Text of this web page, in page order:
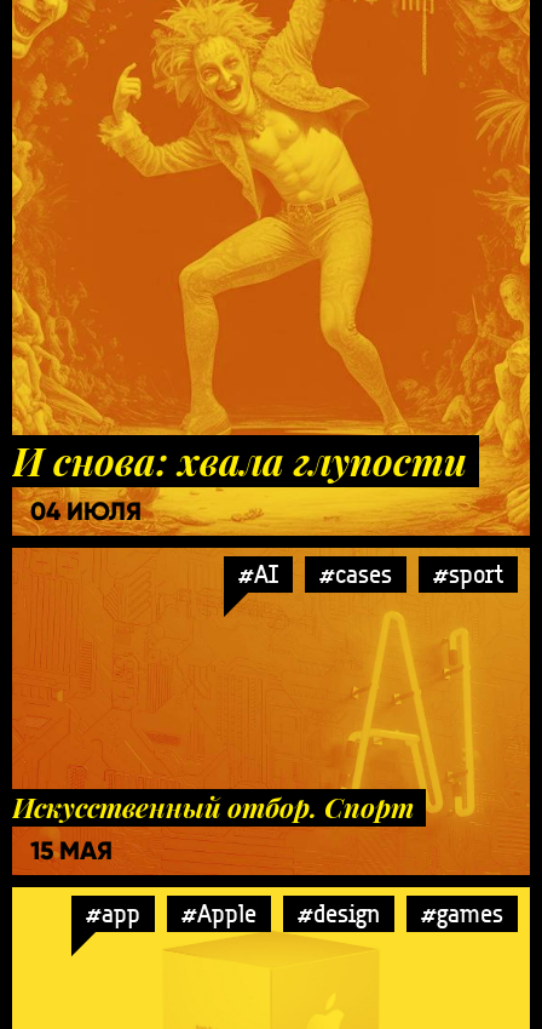
И снова: хвала глупости
04 ИЮЛЯ
#AI #cases #sport
Искусственный отбор. Спорт
15 МАЯ
#app #Apple #design #games